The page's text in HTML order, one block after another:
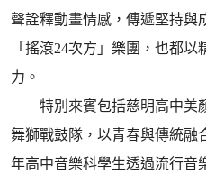
聲詮釋動畫情感，傳遞堅持與
「搖滾24次方」樂團，也都
力。
特別來賓包括慈明高中美
舞獅戰鼓隊，以青春與傳統融
年高中音樂科學生透過流行音